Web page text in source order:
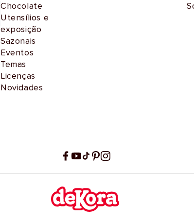
Chocolate
Utensílios e
exposição
Sazonais
Eventos
Temas
Licenças
Novidades
Facebook
YouTube
TikTokPinterest
Instagram